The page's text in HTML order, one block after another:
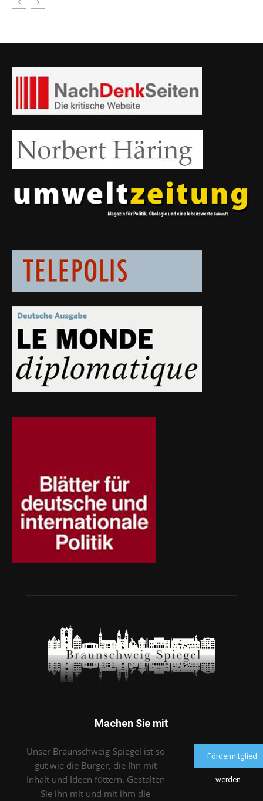
Machen Sie mit
Unser Braunschweig-Spiegel ist so
gut wie die Bürger, die Ihn mit
Inhalt und Ideen füttern. Gestalten
Sie ihn mit und mit ihm die
Fördermitglied
werden